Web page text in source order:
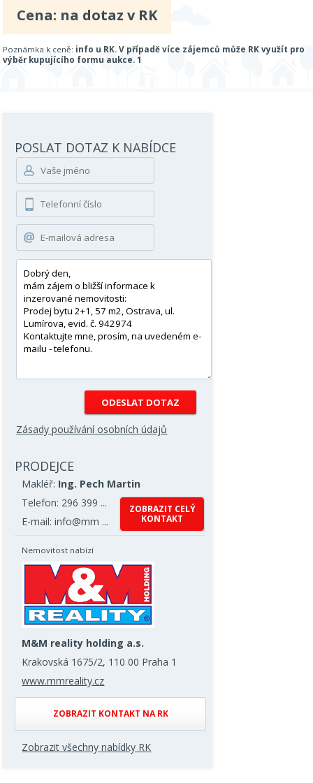
Cena: na dotaz v RK
Poznámka k ceně: info u RK. V případě více zájemců může RK využít pro
výběr kupujícího formu aukce. 1
POSLAT DOTAZ K NABÍDCE
Zásady používání osobních údajů
PRODEJCE
Makléř: Ing. Pech Martin
Telefon: 296 399 ...
E-mail: info@mm ...
ZOBRAZIT CELÝ
KONTAKT
Nemovitost nabízí
M&M reality holding a.s.
Krakovská 1675/2, 110 00 Praha 1
www.mmreality.cz
ZOBRAZIT KONTAKT NA RK
Zobrazit všechny nabídky RK